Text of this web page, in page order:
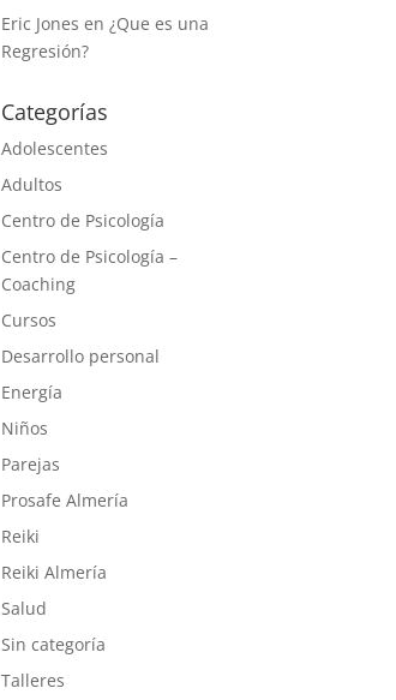
Eric Jones en¿Que es una
Regresión?
Categorías
Adolescentes
Adultos
Centro de Psicología
Centro de Psicología –
Coaching
Cursos
Desarrollo personal
Energía
Niños
Parejas
Prosafe Almería
Reiki
Reiki Almería
Salud
Sin categoría
Talleres